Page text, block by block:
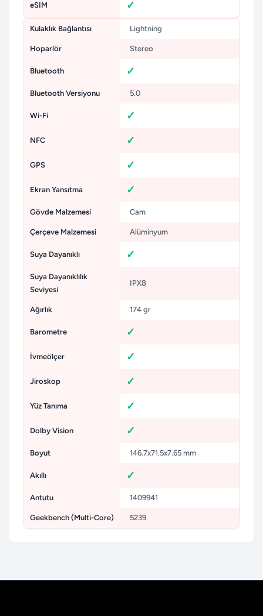
eSIM
Kulaklık Bağlantısı Lightning
Hoparlör Stereo
Bluetooth
Bluetooth Versiyonu 5.0
Wi-Fi
NFC
GPS
Ekran Yansıtma
Gövde Malzemesi Cam
Çerçeve Malzemesi Alüminyum
Suya Dayanıklı
Suya Dayanıklılık
Seviyesi
IPX8
Ağırlık 174 gr
Barometre
İvmeölçer
Jiroskop
Yüz Tanıma
Dolby Vision
Boyut 146.7x71.5x7.65 mm
Akıllı
Antutu 1409941
Geekbench (Multi-Core) 5239